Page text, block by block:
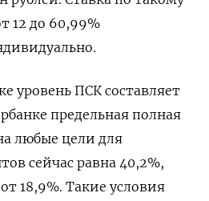
12 до 60,99%
уровень ПСК составляет
предельная полная
любые цели для
сейчас равна 40,2%,
18,9%. Такие условия